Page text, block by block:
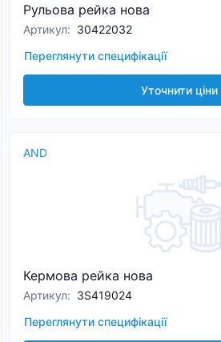
Рульова рейка нова
Артикул: 30422032
Переглянути специфікації
Уточнити ціни
AND
Кермова рейка нова
Артикул: 3S419024
Переглянути специфікації